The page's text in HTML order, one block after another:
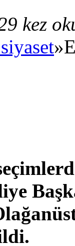
kez